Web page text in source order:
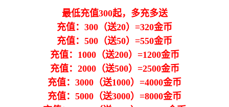
最低充值300起，多充多送
充值：300（送20）=320金币
充值：500（送50）=550金币
充值：1000（送200）=1200金币
充值：2000（送500）=2500金币
充值：3000（送1000）=4000金币
充值：5000（送3000）=8000金币